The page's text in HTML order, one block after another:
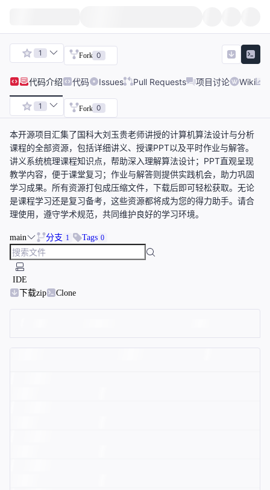
1 Fork 0
代码介绍 代码 Issues Pull Requests 项目讨论 Wiki
1 Fork 0
本开源项目汇集了国科大刘玉贵老师讲授的计算机算法设计与分析
课程的全部资源，包括详细讲义、授课PPT以及平时作业与解答。
讲义系统梳理课程知识点，帮助深入理解算法设计；PPT直观呈现
教学内容，便于课堂复习；作业与解答则提供实践机会，助力巩固
学习成果。所有资源打包成压缩文件，下载后即可轻松获取。无论
是课程学习还是复习备考，这些资源都将成为您的得力助手。请合
理使用，遵守学术规范，共同维护良好的学习环境。
main 分支 1 Tags 0
IDE
下载zip
Clone